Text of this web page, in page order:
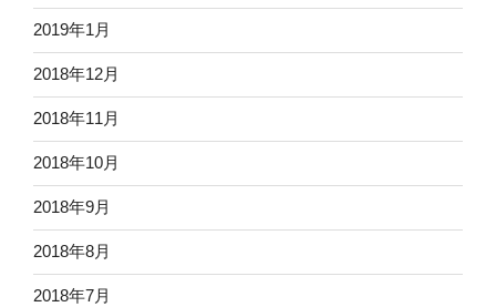
2019年1月
2018年12月
2018年11月
2018年10月
2018年9月
2018年8月
2018年7月